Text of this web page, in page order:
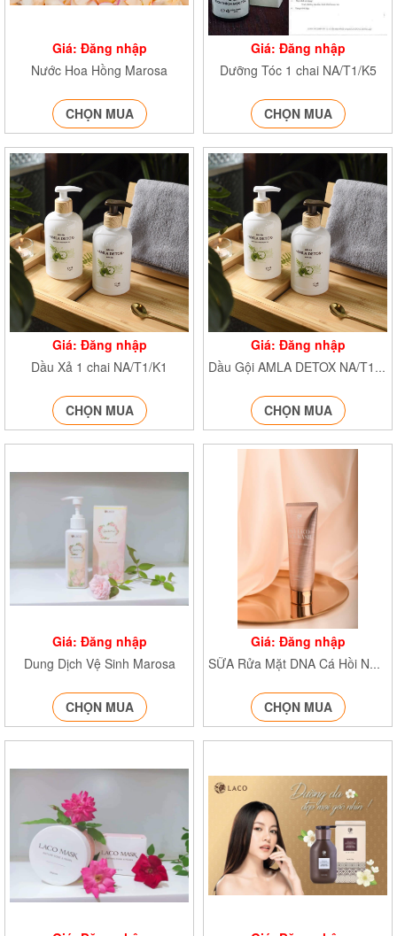
Giá: Đăng nhập
Nước Hoa Hồng Marosa
CHỌN MUA
Giá: Đăng nhập
Dưỡng Tóc 1 chai NA/T1/K5
CHỌN MUA
Giá: Đăng nhập
Dầu Xả 1 chai NA/T1/K1
CHỌN MUA
Giá: Đăng nhập
Dầu Gội AMLA DETOX NA/T1/K1
CHỌN MUA
Giá: Đăng nhập
Dung Dịch Vệ Sinh Marosa
CHỌN MUA
Giá: Đăng nhập
SỮA Rửa Mặt DNA Cá Hồi NA/T2/PB/K4
CHỌN MUA